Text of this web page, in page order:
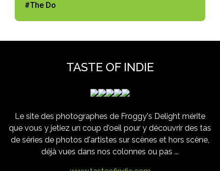
#The Do
TASTE OF INDIE
Le site des photographes de Froggy's Delight mérite
que vous y jetiez un coup d'oeil pour y découvrir des tas
de séries de photos d'artistes sur scènes et hors scène,
déjà vues dans nos colonnes ou pas ...